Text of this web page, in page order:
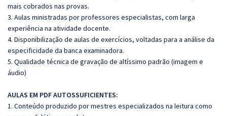
mais cobrados nas provas.
3. Aulas ministradas por professores especialistas, com larga
experiência na atividade docente.
4. Disponibilização de aulas de exercícios, voltadas para a análise da
especificidade da banca examinadora.
5. Qualidade técnica de gravação de altíssimo padrão (imagem e
áudio)
AULAS EM PDF AUTOSSUFICIENTES:
1. Conteúdo produzido por mestres especializados na leitura como